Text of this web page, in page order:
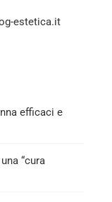
estetica.it
efficaci e
“cura